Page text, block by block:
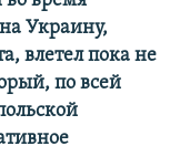
Украину,
влетел пока не
по всей